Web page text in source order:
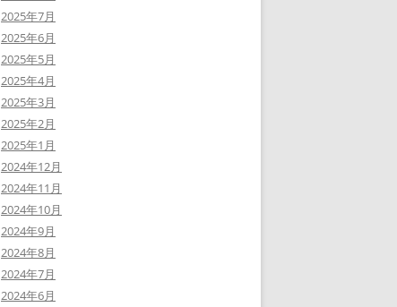
2025年7月
2025年6月
2025年5月
2025年4月
2025年3月
2025年2月
2025年1月
2024年12月
2024年11月
2024年10月
2024年9月
2024年8月
2024年7月
2024年6月